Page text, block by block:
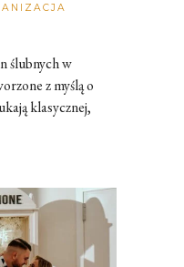
ślubnych w
z myślą o
klasycznej,